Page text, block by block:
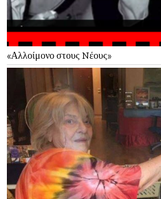
«Αλλοίμονο στους Nέους»